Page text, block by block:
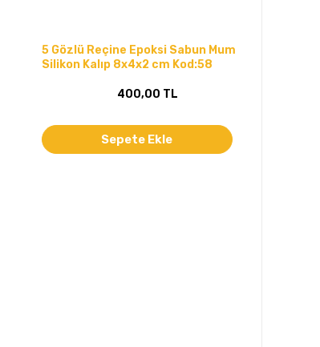
5 Gözlü Reçine Epoksi Sabun Mum
Silikon Kalıp 8x4x2 cm Kod:58
400,00 TL
Sepete Ekle